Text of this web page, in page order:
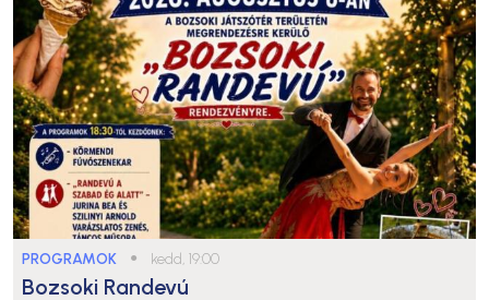
PROGRAMOK ● kedd, 19:00
Bozsoki Randevú